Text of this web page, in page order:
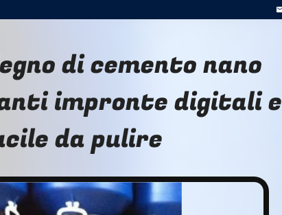
di cemento nano
impronte digitali e
da pulire